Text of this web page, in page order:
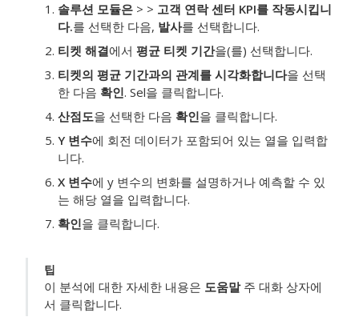
솔루션 모듈은 > > 고객 연락 센터 KPI를 작동시킵니
다.를 선택한 다음, 발사를 선택합니다.
티켓 해결에서 평균 티켓 기간을(를) 선택합니다.
티켓의 평균 기간과의 관계를 시각화합니다을 선택
한 다음 확인. Sel을 클릭합니다.
산점도을 선택한 다음 확인을 클릭합니다.
Y 변수에 회전 데이터가 포함되어 있는 열을 입력합
니다.
X 변수에 y 변수의 변화를 설명하거나 예측할 수 있
는 해당 열을 입력합니다.
확인을 클릭합니다.
팁
이 분석에 대한 자세한 내용은 도움말주 대화 상자에
서 클릭합니다.